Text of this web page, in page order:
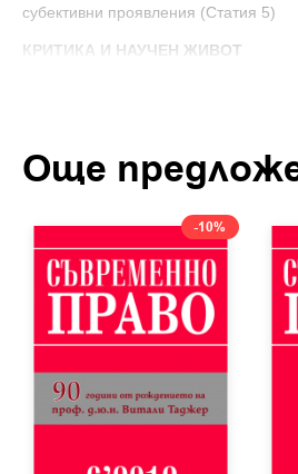
субективни проявления (Статия 5)
КРИТИКА И НАУЧЕН ЖИВОТ
Още
-10%